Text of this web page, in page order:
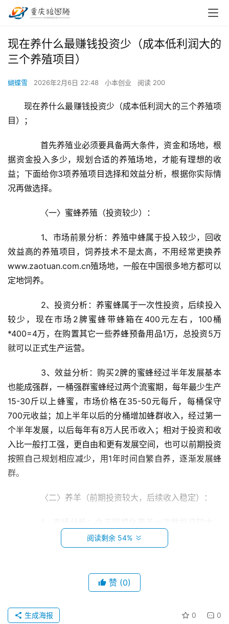
页
现在养什么最赚钱投资少（成本低利润大的
三个养殖项目）
蝴蝶雪 2026年2月6日 22:48 小本创业 阅读 200
现在养什么最赚钱投资少（成本低利润大的三个养殖项
目）；
首先养殖业必须要具备两大条件，资金和场地，根
据资金投入多少，规划合适的养殖场地，才能有理想的收
益；下面给你3项养殖项目选择和效益分析，根据你实际情
况再做选择。
〈一〉蜜蜂养殖（投资较少）：
1、市场前景分析：养殖中蜂属于投入较少，回收
效益高的养殖项目，饲养技术不是太高，不用经常更换养
www.zaotuan.com.cn殖场地，一般在中国很多地方都可以
定地饲养。
2、投资分析：养蜜蜂属于一次性投资，后续投入
较少，现在市场2脾蜜蜂带蜂箱在400元左右，100桶
*400=4万，在购置其它一些养蜂预备用品1万，总投资5万
就可以正式生产运营。
3、效益分析：购买2脾的蜜蜂经过半年发展基本
也能成强群，一桶强群蜜蜂经过两个流蜜期，每年最少生产
15-30斤以上蜂蜜，市场价格在35-50元每斤，每桶保守
700元收益；加上半年以后的分桶增加蜂群收入，经过第一
个半年发展，以后每年有8万人民币收入；相对于投资和收
入比一般打工强，更自由和更有发展空间，也可以前期投资
按照自己规划相应减少，用1年时间自繁自养，逐渐发展蜂
群。
〈二〉养羊（前期投资较大，后续收入稳定）：
回收周期较长，因此选择养羊行业的不是特别多；中国人对
羊肉的消费习惯，特别是每年的下半年开始消费剧增，也导
2、投资分析：按照1000只羊计算，基础固定投资
不会在大路边，一般会在山林（污染投诉比较少），修路预
阅读剩余 54%
赞 (0)
0 0
生成海报